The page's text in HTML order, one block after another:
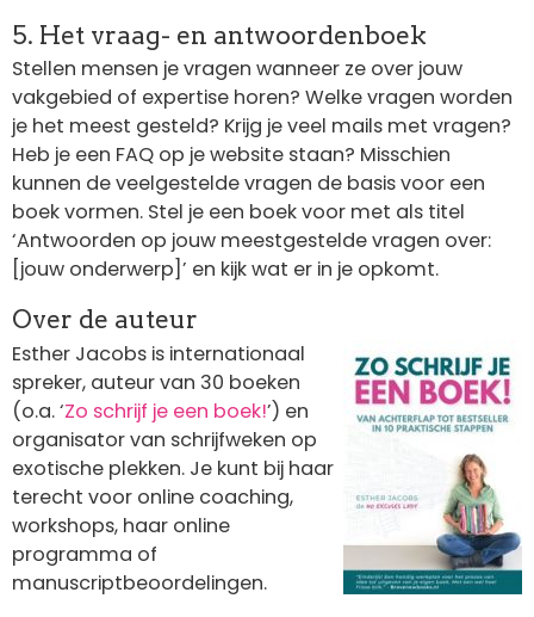
5. Het vraag- en antwoordenboek
Stellen mensen je vragen wanneer ze over jouw
vakgebied of expertise horen? Welke vragen worden
je het meest gesteld? Krijg je veel mails met vragen?
Heb je een FAQ op je website staan? Misschien
kunnen de veelgestelde vragen de basis voor een
boek vormen. Stel je een boek voor met als titel
‘Antwoorden op jouw meestgestelde vragen over:
[jouw onderwerp]’ en kijk wat er in je opkomt.
Over de auteur
Esther Jacobs is internationaal
spreker, auteur van 30 boeken
(o.a. ‘Zo schrijf je een boek!’) en
organisator van schrijfweken op
exotische plekken. Je kunt bij haar
terecht voor online coaching,
workshops, haar online
programma of
manuscriptbeoordelingen.